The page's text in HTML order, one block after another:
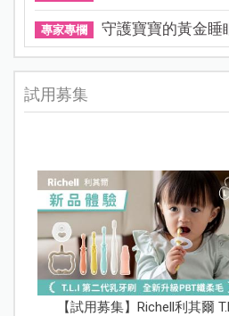
專家專欄 守護寶寶的黃金睡
試用募集
【試用募集】Richell利其爾